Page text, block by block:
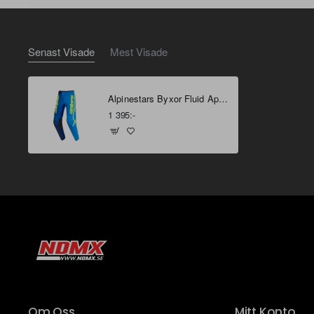
Senast Visade Mest Visade
Alpinestars Byxor Fluid Apex Blå/Fluo Gul 36
1 395:-